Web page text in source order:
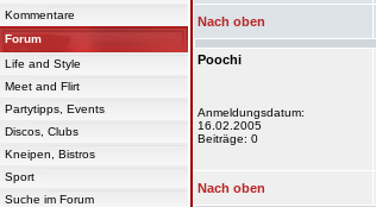
Kommentare
Forum
Life and Style
Meet and Flirt
Partytipps, Events
Discos, Clubs
Kneipen, Bistros
Sport
Suche im Forum
Nach oben
Poochi
Anmeldungsdatum:
16.02.2005
Beiträge: 0
Nach oben